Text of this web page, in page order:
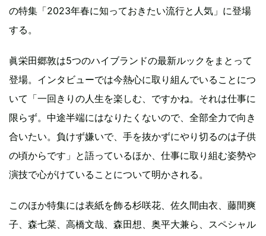
の特集「2023年春に知っておきたい流行と人気」に登場
する。
眞栄田郷敦は5つのハイブランドの最新ルックをまとって
登場。インタビューでは今熱心に取り組んでいることにつ
いて「一回きりの人生を楽しむ、ですかね。それは仕事に
限らず。中途半端にはなりたくないので、全部全力で向き
合いたい。負けず嫌いで、手を抜かずにやり切るのは子供
の頃からです」と語っているほか、仕事に取り組む姿勢や
演技で心がけていることについて明かされる。
このほか特集には表紙を飾る杉咲花、佐久間由衣、藤間爽
子、森七菜、高橋文哉、森田想、奥平大兼ら、スペシャル